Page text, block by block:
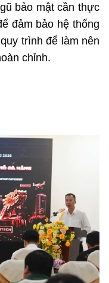
bảo mật cần thực
đảm bảo hệ thống
trình để làm nên
chỉnh.